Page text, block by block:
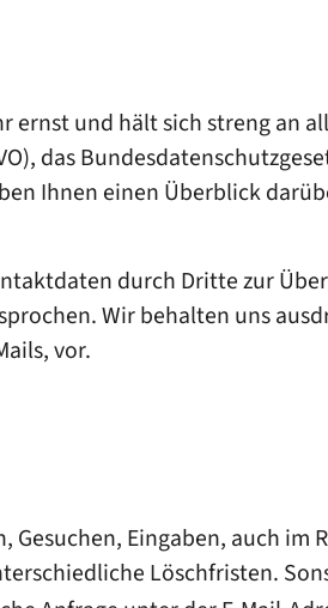
und hält sich streng an
das
Ihnen einen Überblick
durch Dritte zur
Wir behalten uns
vor.
Eingaben, auch im
Löschfristen.